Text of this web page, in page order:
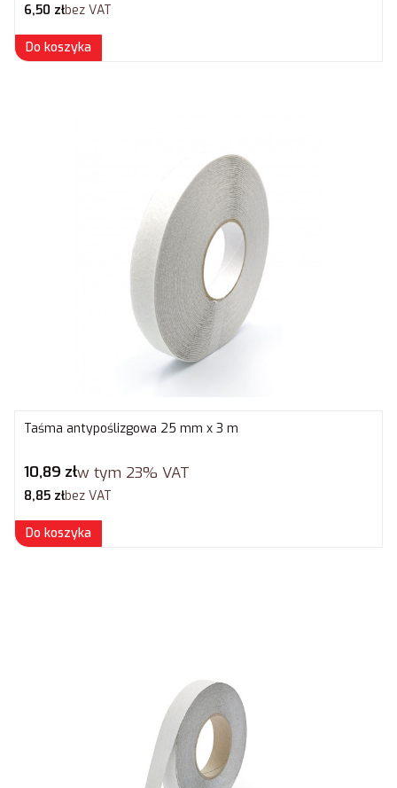
Cena netto
6,50 złbez VAT
Do koszyka
Taśma antypoślizgowa 25 mm x 3 m
Cena brutto
10,89 złw tym 23% VAT
Cena netto
8,85 złbez VAT
Do koszyka